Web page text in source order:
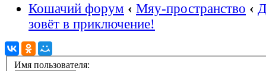
Кошачий форум ‹ Мяу-пространство ‹
зовёт в приключение!
Имя пользователя: